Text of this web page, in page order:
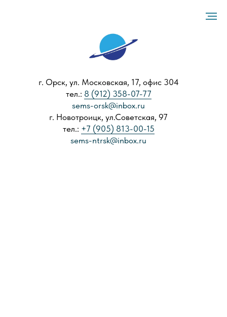
г. Орск, ул. Московская, 17, офис 304
тел.: 8 (912) 358-07-77
sems-orsk@inbox.ru
г. Новотроицк, ул.Советская, 97
тел.: +7 (905) 813-00-15
sems-ntrsk@inbox.ru